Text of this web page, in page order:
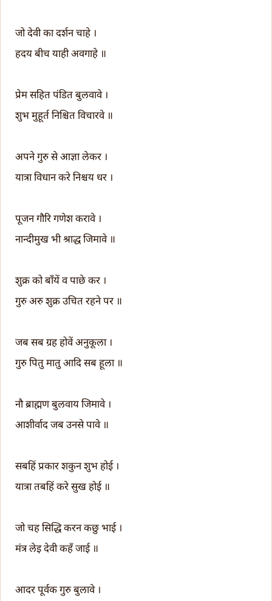
जो देवी का दर्शन चाहे ।
हदय बीच याही अवगाहे ॥
प्रेम सहित पंडित बुलवावे ।
शुभ मुहूर्त निश्चित विचारवे ॥
अपने गुरु से आज्ञा लेकर ।
यात्रा विधान करे निश्चय धर ।
पूजन गौरि गणेश करावे ।
नान्दीमुख भी श्राद्ध जिमावे ॥
शुक्र को बाँयें व पाछे कर ।
गुरु अरु शुक्र उचित रहने पर ॥
जब सब ग्रह होवें अनुकूला ।
गुरु पितु मातु आदि सब हूला ॥
नौ ब्राह्मण बुलवाय जिमावे ।
आशीर्वाद जब उनसे पावे ॥
सबहिं प्रकार शकुन शुभ होई ।
यात्रा तबहिं करे सुख होई ॥
जो चह सिद्धि करन कछु भाई ।
मंत्र लेइ देवी कहँ जाई ॥
आदर पूर्वक गुरु बुलावे ।